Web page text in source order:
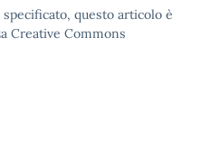
questo articolo è
Creative Commons